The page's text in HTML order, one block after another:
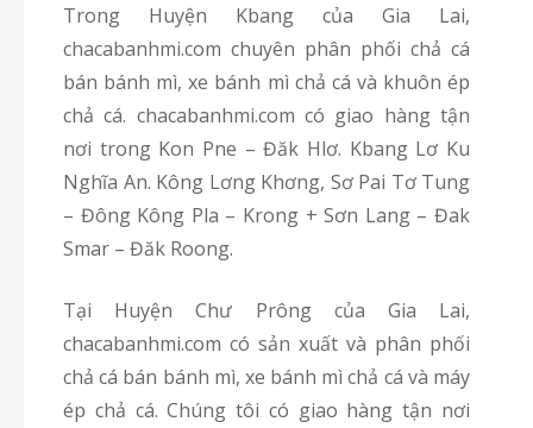
Trong Huyện Kbang của Gia Lai,
chacabanhmi.com chuyên phân phối chả cá
bán bánh mì, xe bánh mì chả cá và khuôn ép
chả cá. chacabanhmi.com có giao hàng tận
nơi trong Kon Pne – Đăk Hlơ. Kbang Lơ Ku
Nghĩa An. Kông Lơng Khơng, Sơ Pai Tơ Tung
– Đông Kông Pla – Krong + Sơn Lang – Đak
Smar – Đăk Roong.
Tại Huyện Chư Prông của Gia Lai,
chacabanhmi.com có sản xuất và phân phối
chả cá bán bánh mì, xe bánh mì chả cá và máy
ép chả cá. Chúng tôi có giao hàng tận nơi